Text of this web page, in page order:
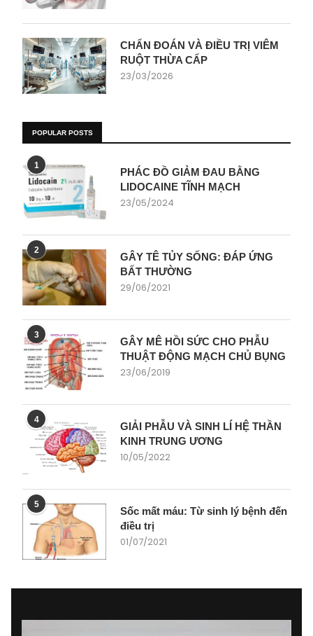
CHẨN ĐOÁN VÀ ĐIỀU TRỊ VIÊM
RUỘT THỪA CẤP
23/03/2026
POPULAR POSTS
1
PHÁC ĐỒ GIẢM ĐAU BẰNG
LIDOCAINE TĨNH MẠCH
23/05/2024
2
GÂY TÊ TỦY SỐNG: ĐÁP ỨNG
BẤT THƯỜNG
29/06/2021
3
GÂY MÊ HỒI SỨC CHO PHẪU
THUẬT ĐỘNG MẠCH CHỦ BỤNG
23/06/2019
4
GIẢI PHẪU VÀ SINH LÍ HỆ THẦN
KINH TRUNG ƯƠNG
10/05/2022
5
Sốc mất máu: Từ sinh lý bệnh đến
điều trị
01/07/2021